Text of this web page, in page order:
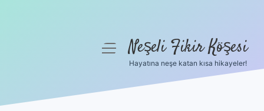
menüyüNeşeli Fikir Köşesi
Hayatına neşe katan kısa hikayeler!